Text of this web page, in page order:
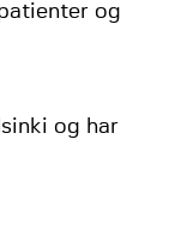
og
og har